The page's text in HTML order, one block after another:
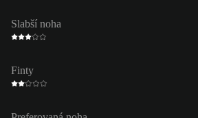
Slabší noha
Finty